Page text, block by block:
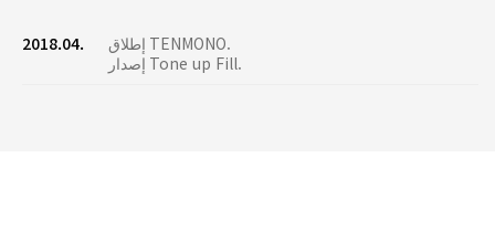
2018.04.
إطلاق TENMONO.
إصدار Tone up Fill.